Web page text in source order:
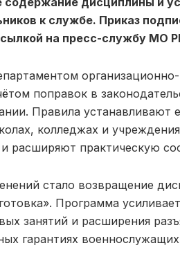
к службе. Приказ
на пресс-службу МО
поправок в
Правила устанавливают
колледжах и
и расширяют практическую
стало возвращение
Программа
занятий и расширения
гарантиях